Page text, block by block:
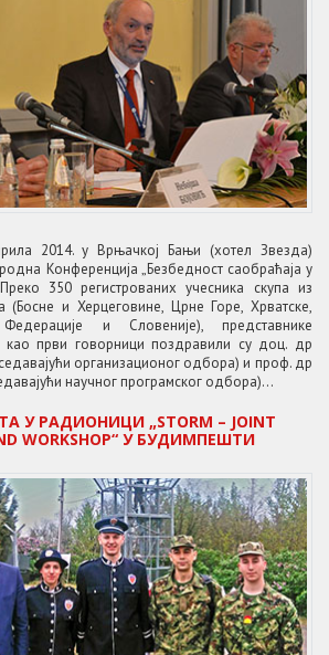
2014. у Врњачкој Бањи (хотел Звезда)
Конференција „Безбедност саобраћаја у
350 регистрованих учесника скупа из
(Босне и Херцеговине, Црне Горе, Хрватске,
и Словеније), представнике
као први говорници поздравили су доц. др
организационог одбора) и проф. др
научног програмског одбора)...
У РАДИОНИЦИ „STORM – JOINT
WORKSHOP“ У БУДИМПЕШТИ